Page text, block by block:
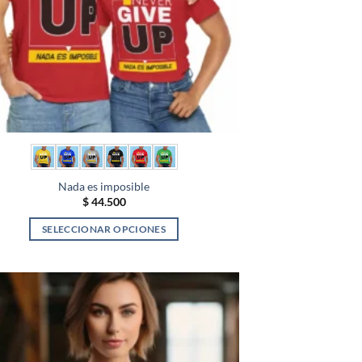
elegir
en
la
página
de
producto
Nada es imposible
$44.500
SELECCIONAR OPCIONES
tiene
múltiples
variantes.
Las